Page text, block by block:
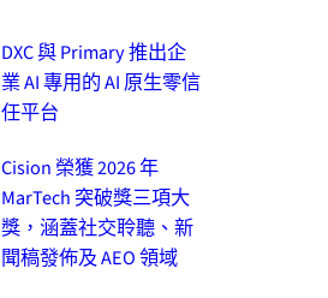
DXC 與 Primary 推出企
業 AI 專用的 AI 原生零信
任平台
Cision 榮獲 2026 年
MarTech 突破獎三項大
獎，涵蓋社交聆聽、新
聞稿發佈及 AEO 領域